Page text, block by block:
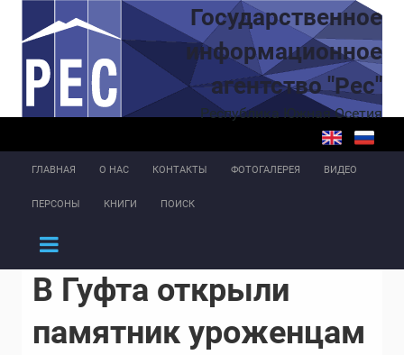
Перейти к основному содержаниюГосударственное
информационное
агентство "Рес"
Республика Южная Осетия
ГЛАВНАЯ О НАС КОНТАКТЫ ФОТОГАЛЕРЕЯ ВИДЕО
ПЕРСОНЫ КНИГИ ПОИСК
В Гуфта открыли
памятник уроженцам